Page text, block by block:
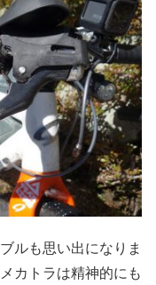
ルも思い出になりま
カトラは精神的にも